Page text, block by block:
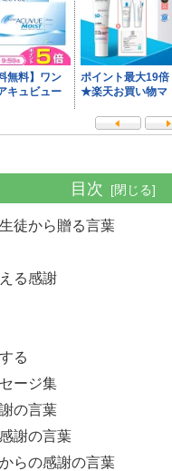
目次
徒から贈る言葉
る感謝
る
ージ集
の言葉
謝の言葉
らの感謝の言葉